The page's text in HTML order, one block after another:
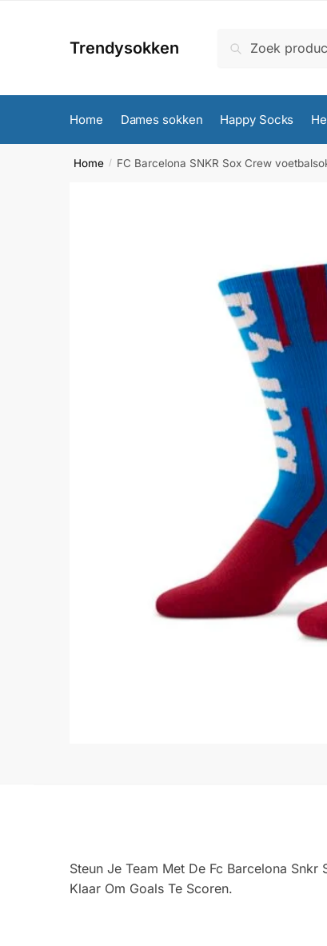
Trendysokken
naar:
Zoeken
Home Dames sokken Happy Socks
Home / FC Barcelona SNKR Sox Crew
Steun Je Team Met De Fc Barcelona
Klaar Om Goals Te Scoren.